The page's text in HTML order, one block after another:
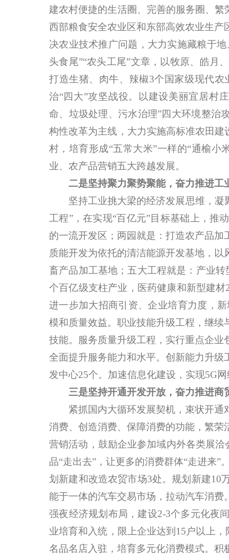
建农村便捷的生活圈、完善的服务圈、
西部粮食安全农业区和东部高效农业生
决农业技术推广问题，大力实施藏粮于
头食尾”“农头工尾”文章，以牧原、皓月
打造生猪、肉牛、辣椒3个国家级现代
治“四大”攻坚战役。以建设美丽宜居村
命、垃圾处理、污水治理”四大环境整治
构性改革为主线，大力实施高标准农田
村，培育形成“五常大米”一样的“通榆
业、农产品营销五大跨越发展。
二是坚持聚力聚势聚能，奋力推进工
坚持工业挑大梁的经济发展思维，凝聚
工程”，在实现“百亿元”目标基础上，推
的一流开发区；两园就是：打造农产品
质能开发为依托的清洁能源开发基地，
畜产品加工基地；五大工程就是：产业
个百亿级支柱产业，医药健康和新型建
进一步加大招商引资、企业培育力度，
模和质量效益。职业技能升级工程，继
技能。服务质量升级工程，实行重点企
全面提升服务能力和水平。创新能力升
发中心25个。加速信息化建设，实现5G
三是坚持开通开发开放，奋力推进商
紧抓国内大循环发展契机，束状开通
消费、创造消费、保障消费的功能，繁
营销活动，鼓励企业参加域内外各类展
品“走出去”，让更多的消费群体“走进来
划新建和改造农贸市场3处。规划新建10
能于一体的汽车交易市场，拉动汽车消
强夜经济规划布局，建设2-3个多元化夜
业培育和入统，限上企业达到15户以上
名品名店入驻，培育多元化消费模式。